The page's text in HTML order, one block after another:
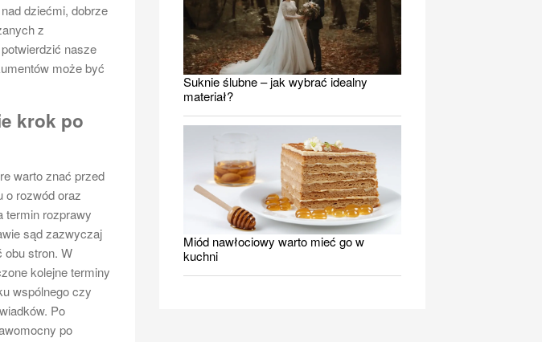
dziećmi, dobrze
z
nasze
może być
krok po
warto znać przed
o rozwód oraz
termin rozprawy
sąd zazwyczaj
obu stron. W
kolejne terminy
wspólnego czy
Po
po
Suknie ślubne – jak wybrać idealny
materiał?
Miód nawłociowy warto mieć go w
kuchni